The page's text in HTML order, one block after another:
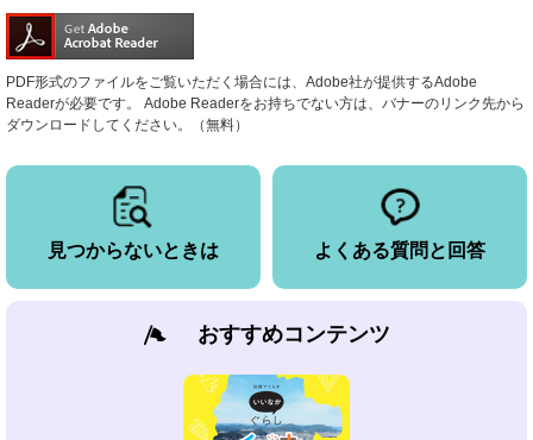
PDF形式のファイルをご覧いただく場合には、Adobe社が提供するAdobe
Readerが必要です。
Adobe Readerをお持ちでない方は、バナーのリンク先から
ダウンロードしてください。（無料）
見つからないときは よくある質問と回答
おすすめコンテンツ